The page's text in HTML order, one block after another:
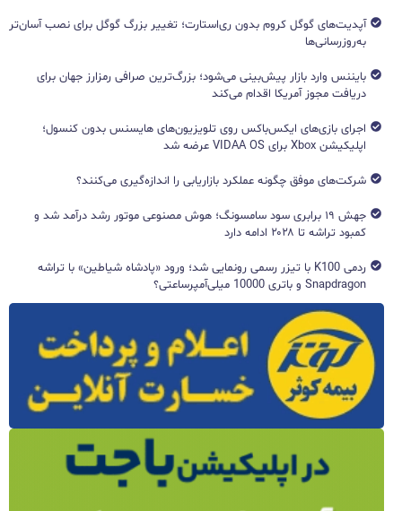
آپدیت‌های گوگل کروم بدون ری‌استارت؛ تغییر بزرگ گوگل برای نصب آسان‌تر
به‌روزرسانی‌ها
بایننس وارد بازار پیش‌بینی می‌شود؛ بزرگ‌ترین صرافی رمزارز جهان برای
دریافت مجوز آمریکا اقدام می‌کند
اجرای بازی‌های ایکس‌باکس روی تلویزیون‌های هایسنس بدون کنسول؛
اپلیکیشن Xbox برای VIDAA OS عرضه شد
شرکت‌های موفق چگونه عملکرد بازاریابی را اندازه‌گیری می‌کنند؟
جهش ۱۹ برابری سود سامسونگ؛ هوش مصنوعی موتور رشد درآمد شد و
کمبود تراشه تا ۲۰۲۸ ادامه دارد
ردمی K100 با تیزر رسمی رونمایی شد؛ ورود «پادشاه شیاطین» با تراشه
Snapdragon و باتری 10000 میلی‌آمپرساعتی؟